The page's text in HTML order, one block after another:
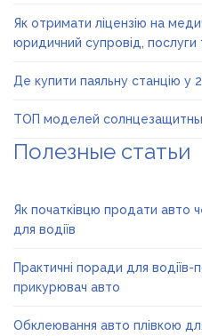
Як отримати ліцензію на
юридичний супровід, послуги
Де купити паяльну станцію у
ТОП моделей
Полезные статьи
Як початківцю продати авто
для водіїв
Практичні поради для водіїв-
прикурювач авто
Обклеювання авто плівкою